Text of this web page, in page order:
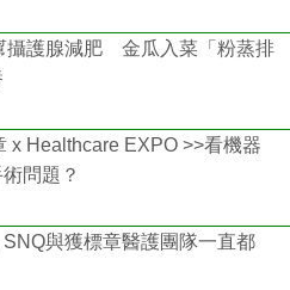
攝護腺減肥 金瓜入菜「粉蒸排
x Healthcare EXPO >>看機器
問題？
與獲標章醫護團隊一直都